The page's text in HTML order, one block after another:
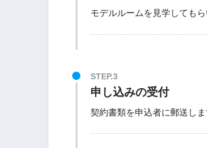
モデルルームを見学しても
STEP.3
申し込みの受付
契約書類を申込者に郵送し